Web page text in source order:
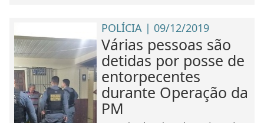
POLÍCIA | 09/12/2019
Várias pessoas são
detidas por posse de
entorpecentes
durante Operação da
PM